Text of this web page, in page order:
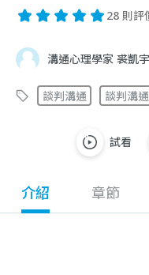
28 則評
溝通心理學家 裘凱宇
談判溝通 談判溝通
試看
介紹 章節